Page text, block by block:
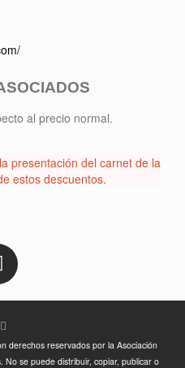
al precio normal.
presentación del carnet de la
estos descuentos.
derechos reservados por la Asociación
No se puede distribuir, copiar, publicar o